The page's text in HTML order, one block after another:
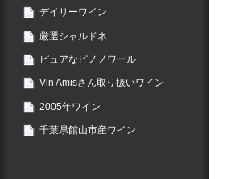
デイリーワイン
厳選シャルドネ
ピュアなピノノワール
Vin Amisさん取り扱いワイン
2005年ワイン
千葉県館山市産ワイン